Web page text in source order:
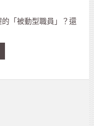
「被動型職員」？還